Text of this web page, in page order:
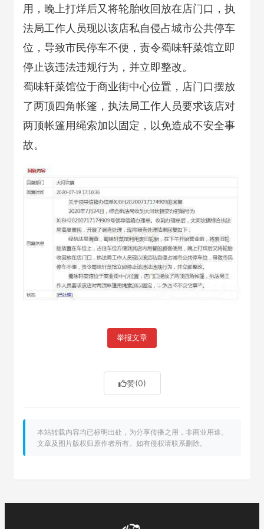
用，晚上打烊后又将轮胎收回放在店门口，执
法局工作人员现以该店私自侵占城市公共停车
位，导致市民停车不便，责令蜀味轩菜馆立即
停止该违法违规行为，并立即整改。
蜀味轩菜馆位于商业街中心位置，店门口摆放
了两顶四角帐篷，执法局工作人员要求该店对
两顶帐篷用绳索加以固定，以免造成不安全事
故。
举报文章
赞(0)
本站转载内容均已标明出处，为分享传播之用，非商业用途。
文章及图片版权归原作者所有。如有侵权请联系删除。